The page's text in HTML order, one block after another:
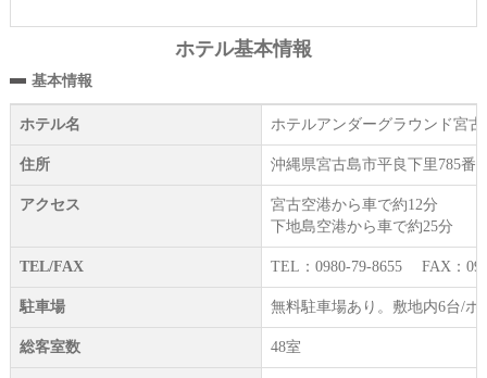
ホテル基本情報
基本情報
ホテル名 ホテルアンダーグラウンド宮古
住所 沖縄県宮古島市平良下里785番
アクセス
宮古空港から車で約12分
下地島空港から車で約25分
TEL/FAX TEL：0980-79-8655 FAX：
駐車場 無料駐車場あり。敷地内6台/
総客室数 48室